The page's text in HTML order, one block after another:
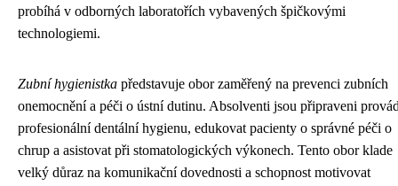
probíhá v odborných laboratořích vybavených špičkovými
technologiemi.
Zubní hygienistka představuje obor zaměřený na prevenci zubních
onemocnění a péči o ústní dutinu. Absolventi jsou připraveni
profesionální dentální hygienu, edukovat pacienty o správné péči o
chrup a asistovat při stomatologických výkonech. Tento obor klade
velký důraz na komunikační dovednosti a schopnost motivovat